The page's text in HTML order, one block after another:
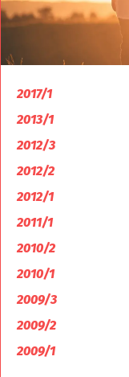
2017/1
2013/1
2012/3
2012/2
2012/1
2011/1
2010/2
2010/1
2009/3
2009/2
2009/1